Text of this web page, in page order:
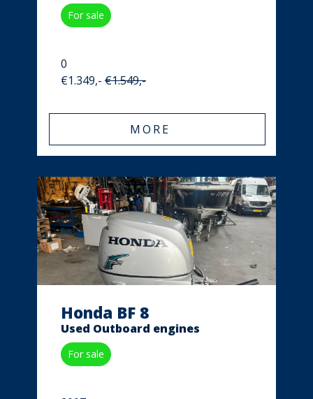
For sale
0
€1.349,- €1.549,-
MORE
Honda BF 8
Used Outboard engines
For sale